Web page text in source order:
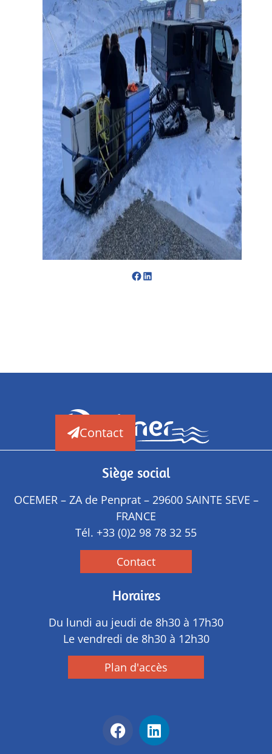
Contact
Siège social
OCEMER – ZA de Penprat – 29600 SAINTE SEVE –
FRANCE
Tél. +33 (0)2 98 78 32 55
Contact
Horaires
Du lundi au jeudi de 8h30 à 17h30
Le vendredi de 8h30 à 12h30
Plan d'accès